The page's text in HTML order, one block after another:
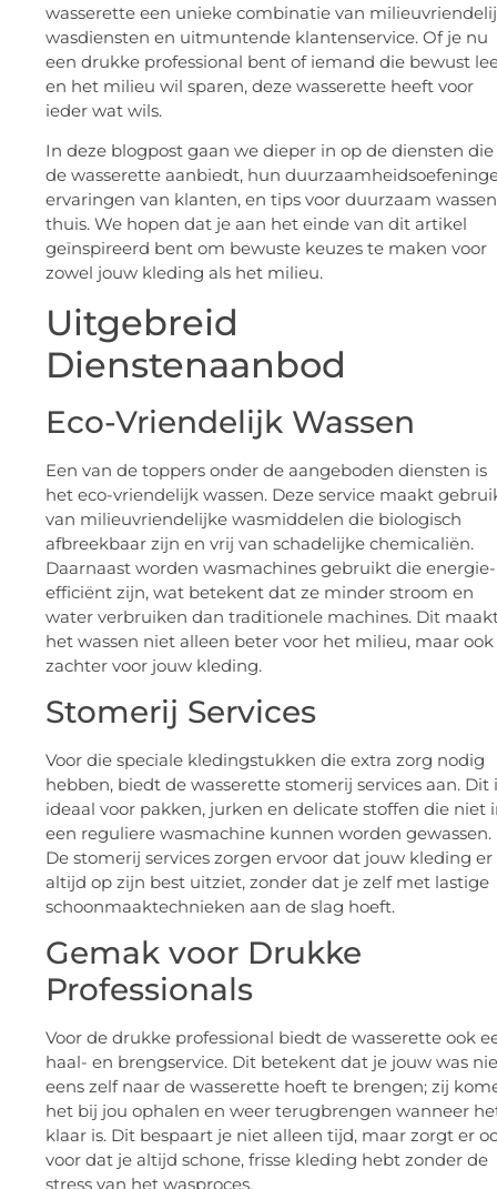
wasserette een unieke combinatie van
wasdiensten en uitmuntende klantenservice. Of je nu
een drukke professional bent of iemand die bewust
en het milieu wil sparen, deze wasserette heeft voor
ieder wat wils.
In deze blogpost gaan we dieper in op de diensten die
de wasserette aanbiedt, hun
ervaringen van klanten, en tips voor duurzaam wassen
thuis. We hopen dat je aan het einde van dit artikel
geïnspireerd bent om bewuste keuzes te maken voor
zowel jouw kleding als het milieu.
Uitgebreid
Dienstenaanbod
Eco-Vriendelijk Wassen
Een van de toppers onder de aangeboden diensten is
het eco-vriendelijk wassen. Deze service maakt
van milieuvriendelijke wasmiddelen die biologisch
afbreekbaar zijn en vrij van schadelijke chemicaliën.
Daarnaast worden wasmachines gebruikt die energie-
efficiënt zijn, wat betekent dat ze minder stroom en
water verbruiken dan traditionele machines. Dit
het wassen niet alleen beter voor het milieu, maar ook
zachter voor jouw kleding.
Stomerij Services
Voor die speciale kledingstukken die extra zorg nodig
hebben, biedt de wasserette stomerij services aan. Dit
ideaal voor pakken, jurken en delicate stoffen die niet
een reguliere wasmachine kunnen worden gewassen.
De stomerij services zorgen ervoor dat jouw kleding er
altijd op zijn best uitziet, zonder dat je zelf met lastige
schoonmaaktechnieken aan de slag hoeft.
Gemak voor Drukke
Professionals
Voor de drukke professional biedt de wasserette ook
haal- en brengservice. Dit betekent dat je jouw was
eens zelf naar de wasserette hoeft te brengen; zij
het bij jou ophalen en weer terugbrengen wanneer
klaar is. Dit bespaart je niet alleen tijd, maar zorgt er
voor dat je altijd schone, frisse kleding hebt zonder de
stress van het wasproces.